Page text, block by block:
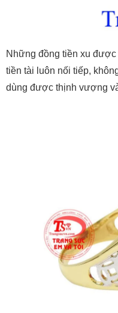
Những đồng tiền xu
tiền tài luôn nối tiếp,
dùng được thịnh vượng